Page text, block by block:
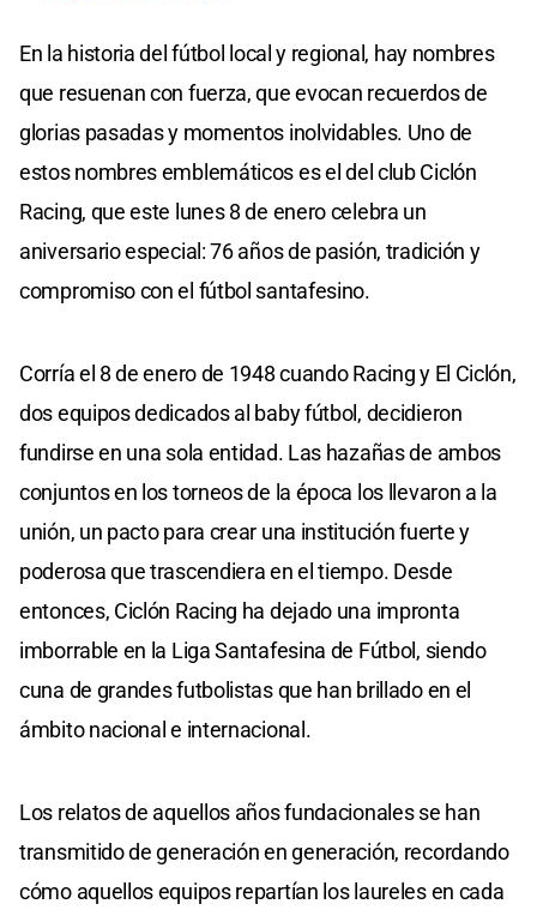
En la historia del fútbol local y regional, hay nombres
que resuenan con fuerza, que evocan recuerdos de
glorias pasadas y momentos inolvidables. Uno de
estos nombres emblemáticos es el del club Ciclón
Racing, que este lunes 8 de enero celebra un
aniversario especial: 76 años de pasión, tradición y
compromiso con el fútbol santafesino.
Corría el 8 de enero de 1948 cuando Racing y El Ciclón,
dos equipos dedicados al baby fútbol, decidieron
fundirse en una sola entidad. Las hazañas de ambos
conjuntos en los torneos de la época los llevaron a la
unión, un pacto para crear una institución fuerte y
poderosa que trascendiera en el tiempo. Desde
entonces, Ciclón Racing ha dejado una impronta
imborrable en la Liga Santafesina de Fútbol, siendo
cuna de grandes futbolistas que han brillado en el
ámbito nacional e internacional.
Los relatos de aquellos años fundacionales se han
transmitido de generación en generación, recordando
cómo aquellos equipos repartían los laureles en cada